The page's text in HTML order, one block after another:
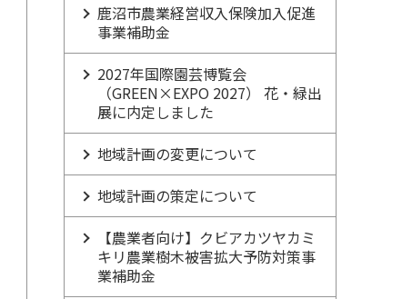
鹿沼市農業経営収入保険加入促進
事業補助金
2027年国際園芸博覧会
（GREEN×EXPO 2027） 花・緑出
展に内定しました
地域計画の変更について
地域計画の策定について
【農業者向け】クビアカツヤカミ
キリ農業樹木被害拡大予防対策事
業補助金